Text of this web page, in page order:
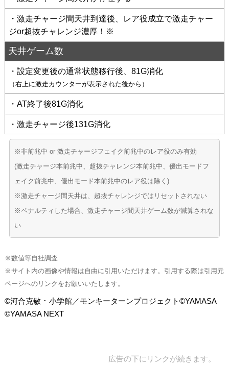
・激走チャージ間天井到達後、レア役成立で激走チャー
ジor超抜チャレンジ濃厚！※
天井ゲーム数
・設定変更後の通常状態移行後、81G消化
（右上に激走カウンターが表示された後から）
・AT終了後81G消化
・激走チャージ後131G消化
※非前兆中 or 激走チャージフェイク前兆中のレア役のみ有効
(激走チャージ本前兆中、超抜チャレンジ本前兆中、優出モードフ
ェイク前兆中、優出モード本前兆中のレア役は除く)
※激走チャージ間天井は、超抜チャレンジではリセットされない
※ペナルティした場合、激走チャージ間天井ゲーム数が減算されな
い
※数値等自社調査
※サイト内の画像や情報は自由に引用いただけます。引用する際は引用元
ページへのリンクをお願いいたします。
©河合克敏 ･ 小学館／モンキーターンプロジェクト©YAMASA
©YAMASA NEXT
広告の下にリンクが続きます。